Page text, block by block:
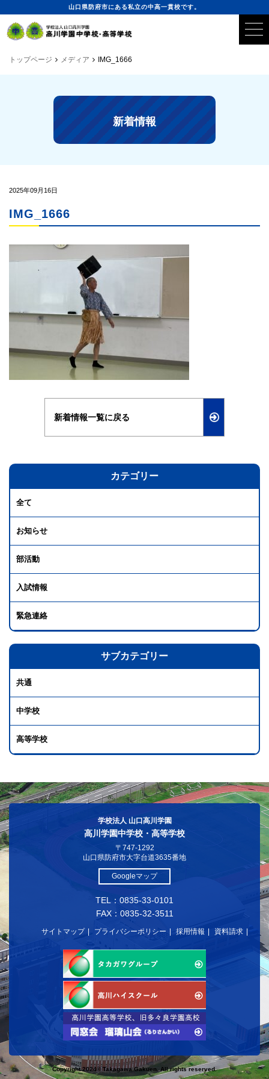
山口県防府市にある私立の中高一貫校です。
トップページ メディア IMG_1666
新着情報
2025年09月16日
IMG_1666
新着情報一覧に戻る
カテゴリー
全て
お知らせ
部活動
入試情報
緊急連絡
サブカテゴリー
共通
中学校
高等学校
学校法人 山口高川学園
高川学園中学校・高等学校
〒747-1292
山口県防府市大字台道3635番地
Googleマップ
TEL：0835-33-0101
FAX：0835-32-3511
サイトマップ プライバシーポリシー 採用情報 資料請求
Copyright 2024© Takagawa Gakuen. All rights reserved.